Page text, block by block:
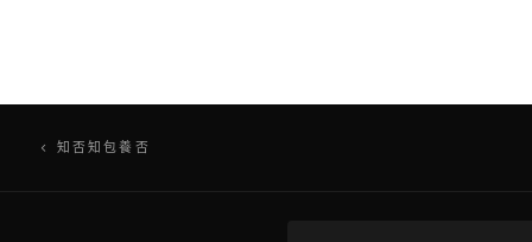
文知否知包養否